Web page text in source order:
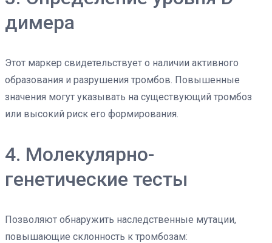
димера
Этот маркер свидетельствует о наличии активного
образования и разрушения тромбов. Повышенные
значения могут указывать на существующий тромбоз
или высокий риск его формирования.
4. Молекулярно-
генетические тесты
Позволяют обнаружить наследственные мутации,
повышающие склонность к тромбозам: